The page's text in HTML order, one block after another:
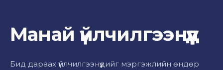
Манай үйлчилгээнүүд
Бид дараах үйлчилгээнүүдийг мэргэжлийн өндөр